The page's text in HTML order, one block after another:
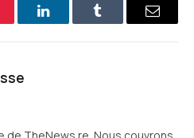
LinkedInTumblr
E-
de TheNews.re. Nous couvrons